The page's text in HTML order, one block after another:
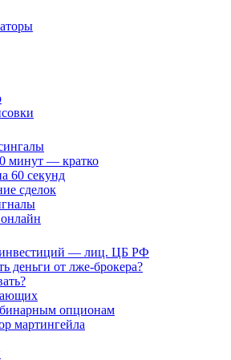
минут — кратко
60 секунд
сделок
— лиц. ЦБ РФ
деньги от лже-брокера?
опционам
мартингейла